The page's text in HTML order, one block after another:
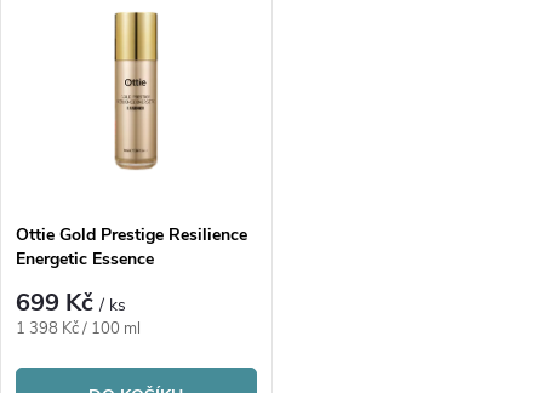
p
r
o
s
p
r
Ottie Gold Prestige Resilience
Energetic Essence
699 Kč/ ks
Měrná
1 398 Kč / 100 ml